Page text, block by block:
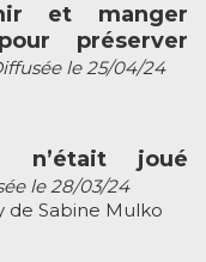
et manger
préserver
le 25/04/24
joué
le 28/03/24
de Sabine Mulko